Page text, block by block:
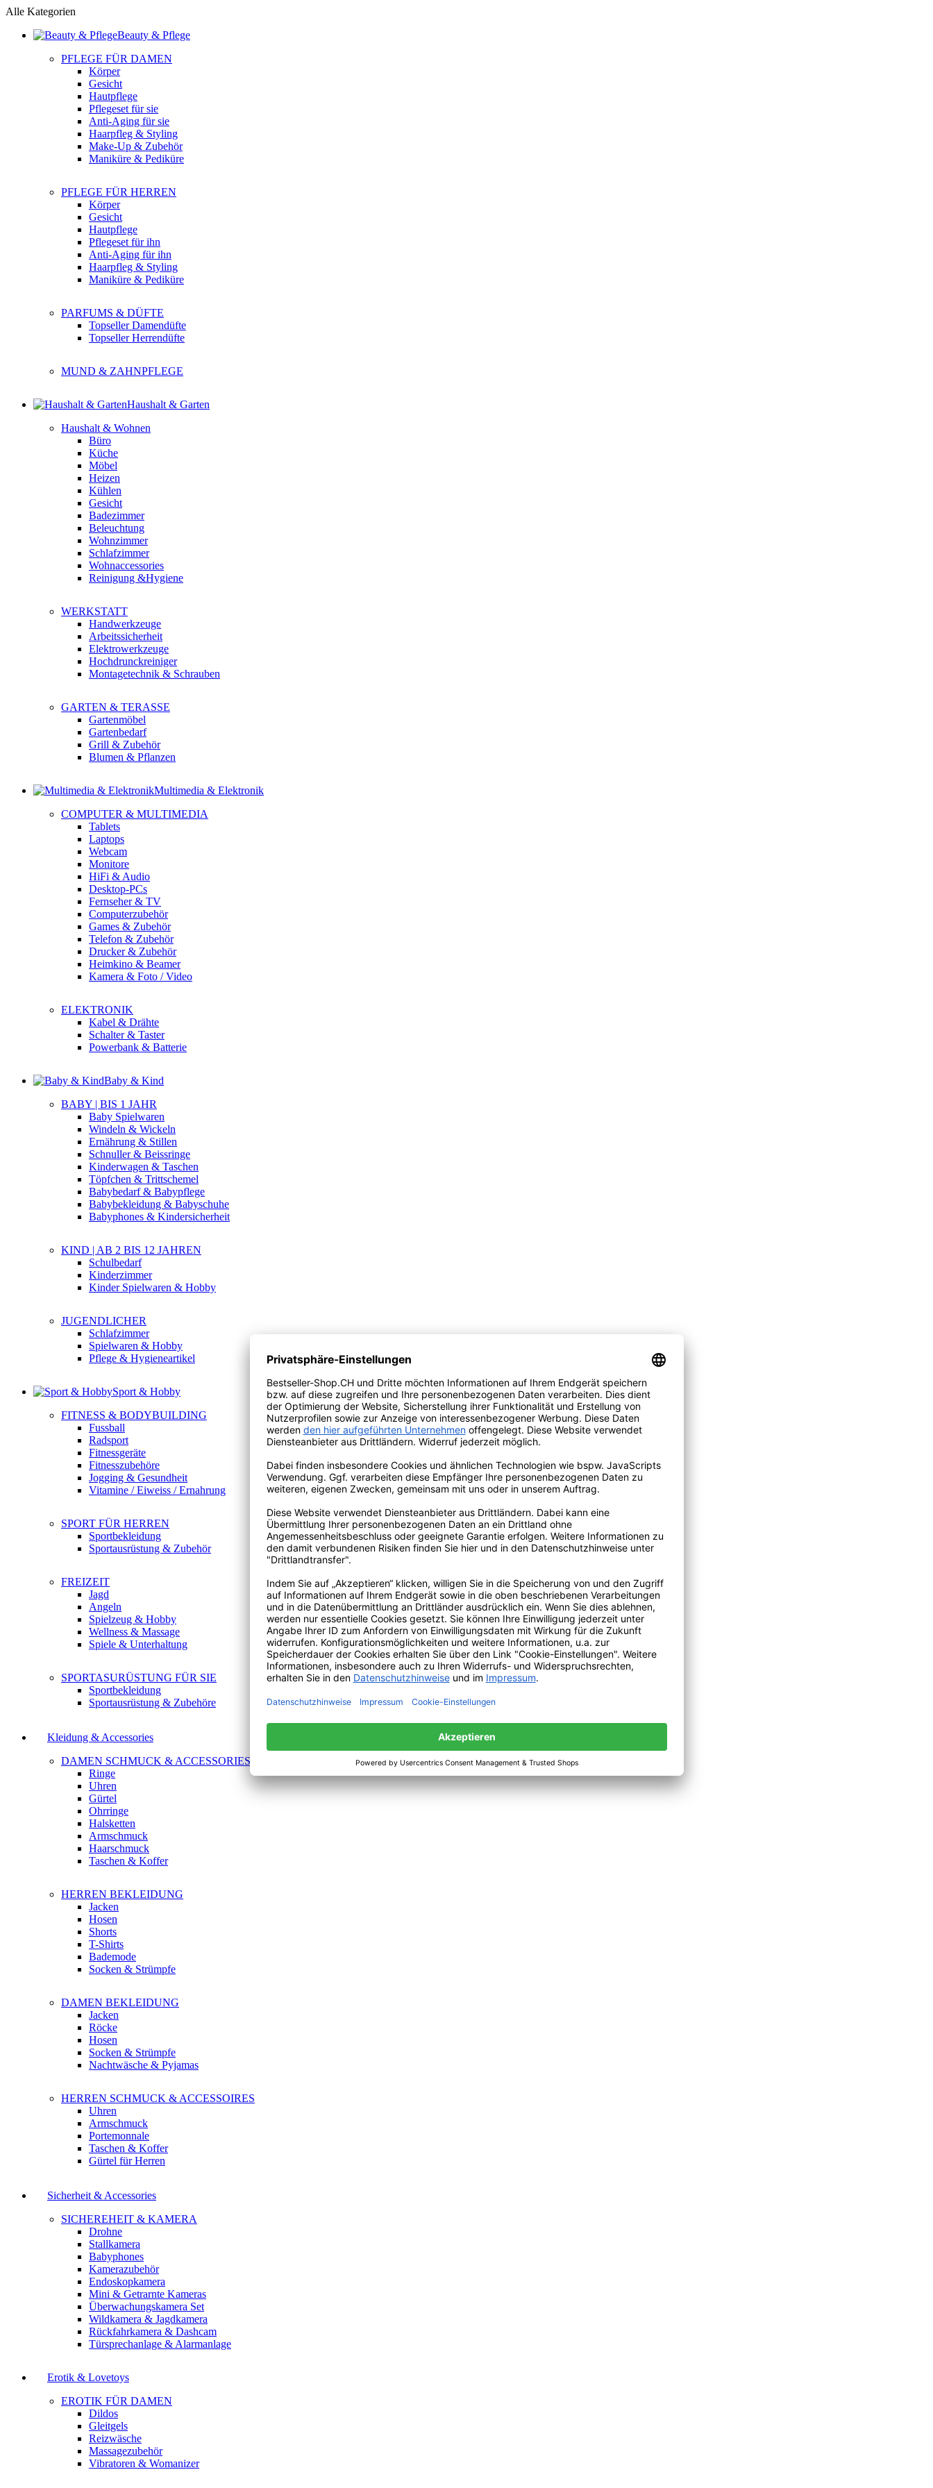
Alle Kategorien
Beauty & Pflege
PFLEGE FÜR DAMEN
Körper
Gesicht
Hautpflege
Pflegeset für sie
Anti-Aging für sie
Haarpfleg & Styling
Make-Up & Zubehör
Maniküre & Pediküre
PFLEGE FÜR HERREN
Körper
Gesicht
Hautpflege
Pflegeset für ihn
Anti-Aging für ihn
Haarpfleg & Styling
Maniküre & Pediküre
PARFUMS & DÜFTE
Topseller Damendüfte
Topseller Herrendüfte
MUND & ZAHNPFLEGE
Haushalt & Garten
Haushalt & Wohnen
Büro
Küche
Möbel
Heizen
Kühlen
Gesicht
Badezimmer
Beleuchtung
Wohnzimmer
Schlafzimmer
Wohnaccessories
Reinigung &Hygiene
WERKSTATT
Handwerkzeuge
Arbeitssicherheit
Elektrowerkzeuge
Hochdrunckreiniger
Montagetechnik & Schrauben
GARTEN & TERASSE
Gartenmöbel
Gartenbedarf
Grill & Zubehör
Blumen & Pflanzen
Multimedia & Elektronik
COMPUTER & MULTIMEDIA
Tablets
Laptops
Webcam
Monitore
HiFi & Audio
Desktop-PCs
Fernseher & TV
Computerzubehör
Games & Zubehör
Telefon & Zubehör
Drucker & Zubehör
Heimkino & Beamer
Kamera & Foto / Video
ELEKTRONIK
Kabel & Drähte
Schalter & Taster
Powerbank & Batterie
Baby & Kind
BABY | BIS 1 JAHR
Baby Spielwaren
Windeln & Wickeln
Ernährung & Stillen
Schnuller & Beissringe
Kinderwagen & Taschen
Töpfchen & Trittschemel
Babybedarf & Babypflege
Babybekleidung & Babyschuhe
Babyphones & Kindersicherheit
KIND | AB 2 BIS 12 JAHREN
Schulbedarf
Kinderzimmer
Kinder Spielwaren & Hobby
JUGENDLICHER
Schlafzimmer
Spielwaren & Hobby
Pflege & Hygieneartikel
Sport & Hobby
FITNESS & BODYBUILDING
Fussball
Radsport
Fitnessgeräte
Fitnesszubehöre
Jogging & Gesundheit
Vitamine / Eiweiss / Ernahrung
SPORT FÜR HERREN
Sportbekleidung
Sportausrüstung & Zubehör
FREIZEIT
Jagd
Angeln
Spielzeug & Hobby
Wellness & Massage
Spiele & Unterhaltung
SPORTASURÜSTUNG FÜR SIE
Sportbekleidung
Sportausrüstung & Zubehöre
Kleidung & Accessories
DAMEN SCHMUCK & ACCESSORIES
Ringe
Uhren
Gürtel
Ohrringe
Halsketten
Armschmuck
Haarschmuck
Taschen & Koffer
HERREN BEKLEIDUNG
Jacken
Hosen
Shorts
T-Shirts
Bademode
Socken & Strümpfe
DAMEN BEKLEIDUNG
Jacken
Röcke
Hosen
Socken & Strümpfe
Nachtwäsche & Pyjamas
HERREN SCHMUCK & ACCESSOIRES
Uhren
Armschmuck
Portemonnale
Taschen & Koffer
Gürtel für Herren
Sicherheit & Accessories
SICHEREHEIT & KAMERA
Drohne
Stallkamera
Babyphones
Kamerazubehör
Endoskopkamera
Mini & Getrarnte Kameras
Überwachungskamera Set
Wildkamera & Jagdkamera
Rückfahrkamera & Dashcam
Türsprechanlage & Alarmanlage
Erotik & Lovetoys
EROTIK FÜR DAMEN
Dildos
Gleitgels
Reizwäsche
Massagezubehör
Vibratoren & Womanizer